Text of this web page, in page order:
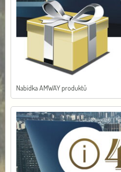
Nabídka AMWAY produktů